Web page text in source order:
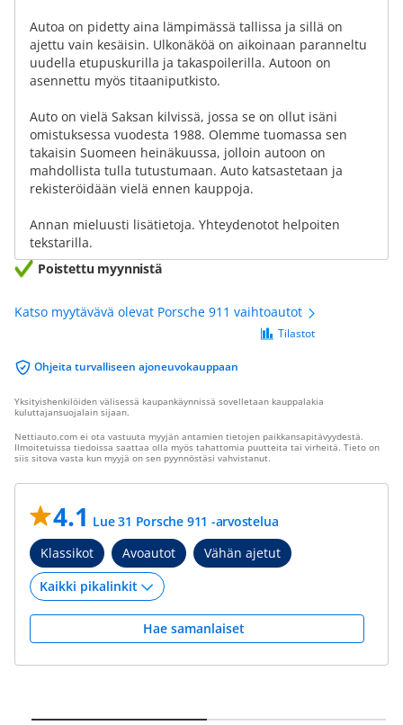
Autoa on pidetty aina lämpimässä tallissa ja sillä on
ajettu vain kesäisin. Ulkonäköä on aikoinaan paranneltu
uudella etupuskurilla ja takaspoilerilla. Autoon on
asennettu myös titaaniputkisto.
Auto on vielä Saksan kilvissä, jossa se on ollut isäni
omistuksessa vuodesta 1988. Olemme tuomassa sen
takaisin Suomeen heinäkuussa, jolloin autoon on
mahdollista tulla tutustumaan. Auto katsastetaan ja
rekisteröidään vielä ennen kauppoja.
Annan mieluusti lisätietoja. Yhteydenotot helpoiten
tekstarilla.
Poistettu myynnistä
Katso myytävävä olevat Porsche 911 vaihtoautot
Ohjeita turvalliseen ajoneuvokauppaan
Tilastot
Yksityishenkilöiden välisessä kaupankäynnissä sovelletaan kauppalakia
kuluttajansuojalain sijaan.
Nettiauto.com ei ota vastuuta myyjän antamien tietojen paikkansapitävyydestä.
Ilmoitetuissa tiedoissa saattaa olla myös tahattomia puutteita tai virheitä. Tieto on
siis sitova vasta kun myyjä on sen pyynnöstäsi vahvistanut.
4.1 Lue 31 Porsche 911 -arvostelua
Klassikot
Avoautot Vähän ajetut
Hae samanlaiset